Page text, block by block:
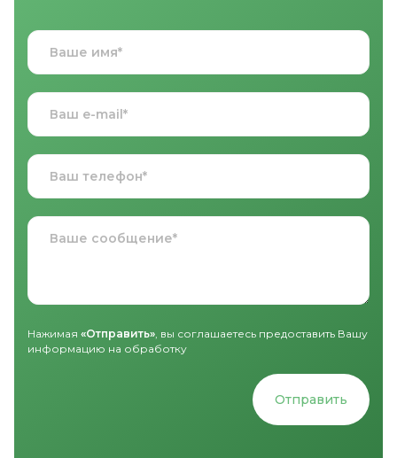
Нажимая «Отправить» , вы соглашаетесь предоставить Вашу
информацию на обработку
Отправить